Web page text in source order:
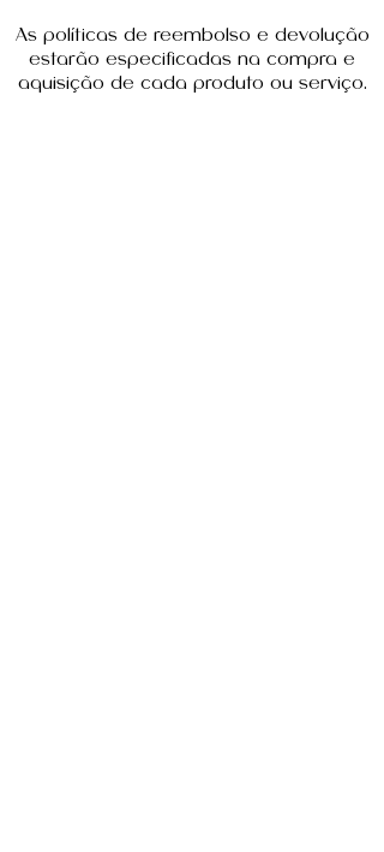
As políticas de reembolso e devolução
estarão especificadas na compra e
aquisição de cada produto ou serviço.